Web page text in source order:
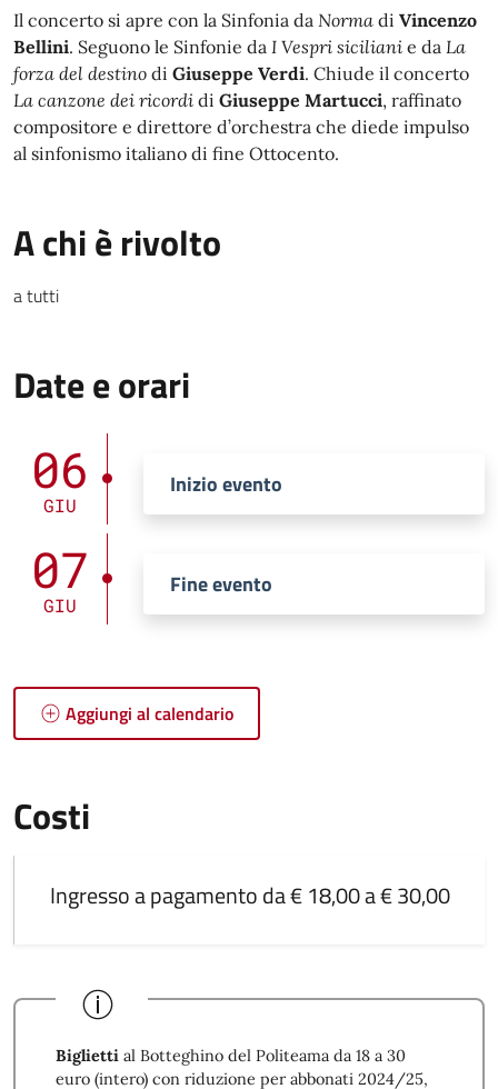
Il concerto si apre con la Sinfonia da Norma di Vincenzo
Bellini. Seguono le Sinfonie da I Vespri siciliani e da La
forza del destino di Giuseppe Verdi. Chiude il concerto
La canzone dei ricordi di Giuseppe Martucci, raffinato
compositore e direttore d’orchestra che diede impulso
al sinfonismo italiano di fine Ottocento.
A chi è rivolto
a tutti
Date e orari
06
GIU
Inizio evento
07
GIU
Fine evento
Aggiungi al calendario
Costi
Ingresso a pagamento da € 18,00 a € 30,00
Biglietti al Botteghino del Politeama da 18 a 30
euro (intero) con riduzione per abbonati 2024/25,